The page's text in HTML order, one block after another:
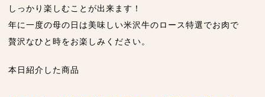
しっかり楽しむことが出来ます！
年に一度の母の日は美味しい米沢牛のロース特選でお肉で
贅沢なひと時をお楽しみください。
本日紹介した商品